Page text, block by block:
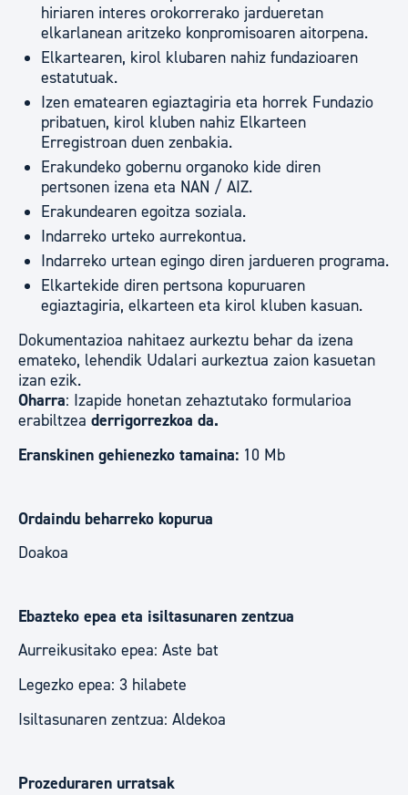
hiriaren interes orokorrerako jardueretan
elkarlanean aritzeko konpromisoaren aitorpena.
Elkartearen, kirol klubaren nahiz fundazioaren
estatutuak.
Izen ematearen egiaztagiria eta horrek Fundazio
pribatuen, kirol kluben nahiz Elkarteen
Erregistroan duen zenbakia.
Erakundeko gobernu organoko kide diren
pertsonen izena eta NAN / AIZ.
Erakundearen egoitza soziala.
Indarreko urteko aurrekontua.
Indarreko urtean egingo diren jardueren programa.
Elkartekide diren pertsona kopuruaren
egiaztagiria, elkarteen eta kirol kluben kasuan.
Dokumentazioa nahitaez aurkeztu behar da izena
emateko, lehendik Udalari aurkeztua zaion kasuetan
izan ezik.
Oharra: Izapide honetan zehaztutako formularioa
erabiltzea derrigorrezkoa da.
Eranskinen gehienezko tamaina: 10 Mb
Ordaindu beharreko kopurua
Doakoa
Ebazteko epea eta isiltasunaren zentzua
Aurreikusitako epea: Aste bat
Legezko epea: 3 hilabete
Isiltasunaren zentzua: Aldekoa
Prozeduraren urratsak